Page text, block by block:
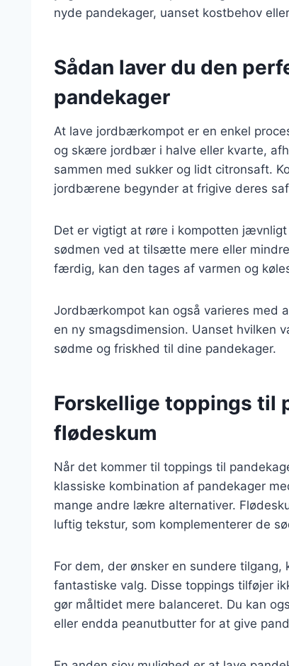
nyde pandekager, uanset kostbehov
Sådan laver du den
pandekager
At lave jordbærkompot er en enkel
og skære jordbær i halve eller kvarte,
sammen med sukker og lidt citronsaft.
jordbærene begynder at frigive deres
Det er vigtigt at røre i kompotten
sødmen ved at tilsætte mere eller
færdig, kan den tages af varmen og
Jordbærkompot kan også varieres
en ny smagsdimension. Uanset hvilken
sødme og friskhed til dine pandekager.
Forskellige toppings til
flødeskum
Når det kommer til toppings til
klassiske kombination af pandekager
mange andre lækre alternativer.
luftig tekstur, som komplementerer de
For dem, der ønsker en sundere
fantastiske valg. Disse toppings tilføjer
gør måltidet mere balanceret. Du kan
eller endda peanutbutter for at give